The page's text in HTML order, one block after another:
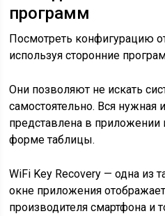
программ
Посмотреть конфигурацию
используя сторонние
Они позволяют не искать
самостоятельно. Вся
представлена в
форме таблицы.
WiFi Key Recovery — одна из
окне приложения
производителя смартфона и